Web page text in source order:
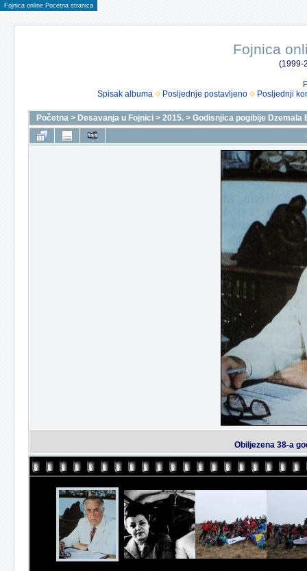
Fojnica online Pocetna stranica
Fojnica
(1999-
Spisak albuma
Posljednje postavljeno Posljednji
Početna > Desavanja u Fojnici > 2015. > Godisnjica pogibije Dzemala
Obiljezena 38-a